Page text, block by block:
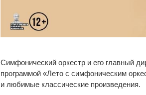
Симфонический оркестр и его главный
программой «Лето с симфоническим
и любимые классические произведения.